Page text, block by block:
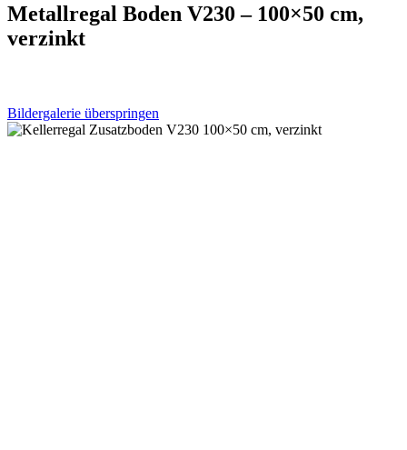
Metallregal Boden V230 – 100×50 cm,
verzinkt
Bildergalerie überspringen